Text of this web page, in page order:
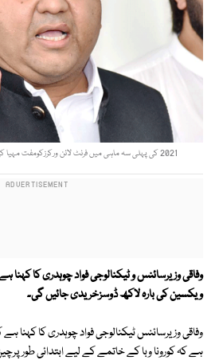
2021 کی پہلی سہ ماہی میں فرنٹ لائن ورکرزکومفت مہیا کی جائیں گی، فواد چوہدری: فوٹو: فائل
وفاقی وزیرسائنس و ٹیکنالوجی فواد چوہدری کا
ویکسین کی بارہ لاکھ ڈوسزخریدی جائیں گی۔
وفاقی وزیرسائنس ٹیکنالوجی فواد چوہدری کا کہنا
ہے کہ کورونا وبا کے خاتمے کے لیے ابتدائی